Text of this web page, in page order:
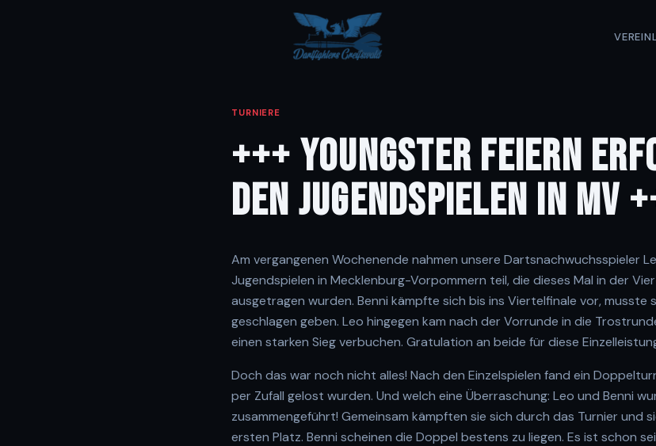
VEREIN
TURNIERE
+++ YOUNGSTER FEIERN
DEN JUGENDSPIELEN IN MV
Am vergangenen Wochenende nahmen unsere Dartsnachwuchsspieler
Jugendspielen in Mecklenburg-Vorpommern teil, die dieses Mal in der
ausgetragen wurden. Benni kämpfte sich bis ins Viertelfinale vor,
geschlagen geben. Leo hingegen kam nach der Vorrunde in die
einen starken Sieg verbuchen. Gratulation an beide für diese
Doch das war noch nicht alles! Nach den Einzelspielen fand ein
per Zufall gelost wurden. Und welch eine Überraschung: Leo und Benni
zusammengeführt! Gemeinsam kämpften sie sich durch das Turnier und
ersten Platz. Benni scheinen die Doppel bestens zu liegen. Es ist schon